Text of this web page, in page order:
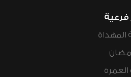
فرعية
المهداة
العمرة